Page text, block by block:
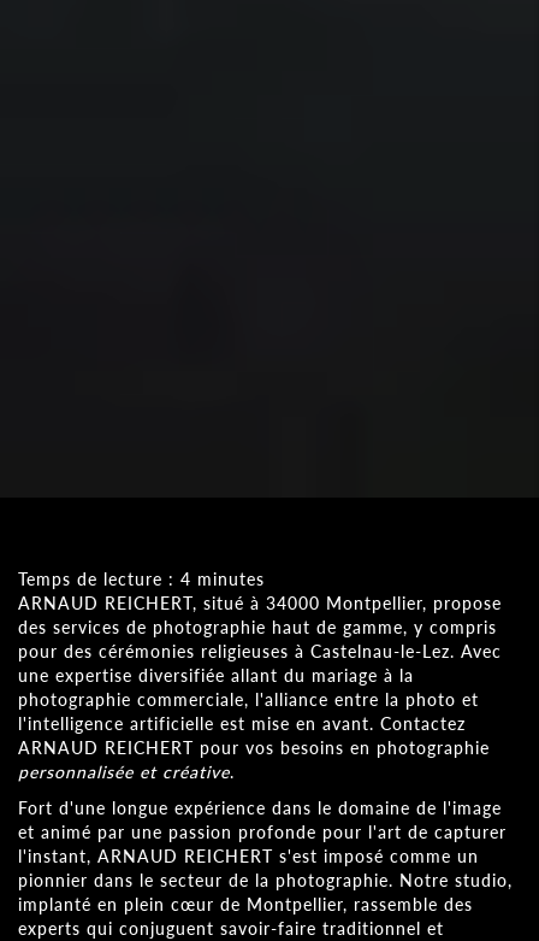
Temps de lecture : 4 minutes
ARNAUD REICHERT, situé à 34000 Montpellier, propose
des services de photographie haut de gamme, y compris
pour des cérémonies religieuses à Castelnau-le-Lez. Avec
une expertise diversifiée allant du mariage à la
photographie commerciale, l'alliance entre la photo et
l'intelligence artificielle est mise en avant. Contactez
ARNAUD REICHERT pour vos besoins en photographie
personnalisée et créative.
Fort d'une longue expérience dans le domaine de l'image
et animé par une passion profonde pour l'art de capturer
l'instant, ARNAUD REICHERT s'est imposé comme un
pionnier dans le secteur de la photographie. Notre studio,
implanté en plein cœur de Montpellier, rassemble des
experts qui conjuguent savoir-faire traditionnel et